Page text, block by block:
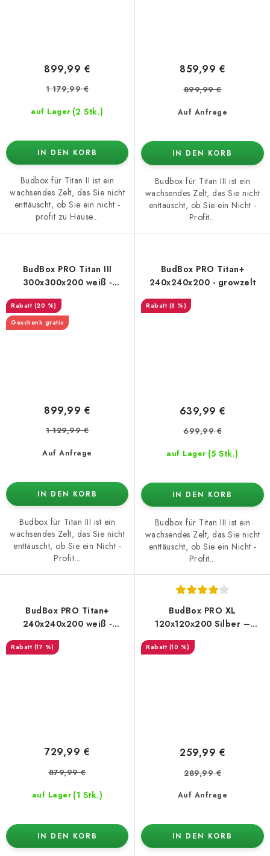
auf Lager (2 Stk.)
899,99 €
1 179,99 €
IN DEN KORB
Budbox für Titan II ist ein
wachsendes Zelt, das Sie nicht
enttäuscht, ob Sie ein nicht -
profit zu Hause...
Auf Anfrage
859,99 €
899,99 €
IN DEN KORB
Budbox für Titan III ist ein
wachsendes Zelt, das Sie nicht
enttäuscht, ob Sie ein Nicht -
Profit...
BudBox PRO Titan III
300x300x200 weiß -
(20 %)
Geschenk gratis
Auf Anfrage
899,99 €
1 129,99 €
IN DEN KORB
Budbox für Titan III ist ein
wachsendes Zelt, das Sie nicht
enttäuscht, ob Sie ein Nicht -
Profit...
BudBox PRO Titan+
240x240x200 - growzelt
(8 %)
auf Lager (5 Stk.)
639,99 €
699,99 €
IN DEN KORB
Budbox für Titan III ist ein
wachsendes Zelt, das Sie nicht
enttäuscht, ob Sie ein Nicht -
Profit...
BudBox PRO Titan+
240x240x200 weiß -
(17 %)
auf Lager (1 Stk.)
729,99 €
879,99 €
IN DEN KORB
BudBox PRO XL
120x120x200 Silber –
(10 %)
Auf Anfrage
259,99 €
289,99 €
IN DEN KORB